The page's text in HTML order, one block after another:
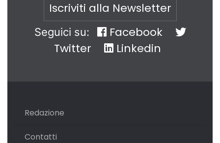
Iscriviti alla Newsletter
Seguici su:
Facebook
Twitter
Linkedin
Redazione
Contatti